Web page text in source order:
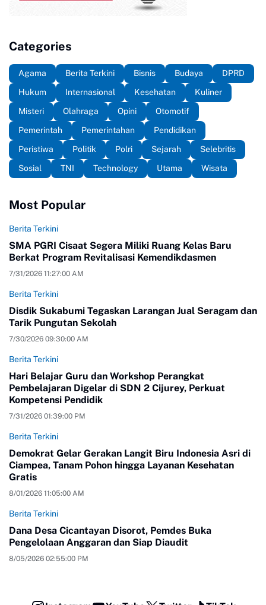
Categories
Agama Berita Terkini Bisnis Budaya
DPRD
Hukum
Internasional Kesehatan
Kuliner
Misteri
Olahraga Opini
Otomotif
Pemerintah
Pemerintahan
Pendidikan
Peristiwa
Politik Polri Sejarah
Selebritis
Sosial
TNI Technology Utama Wisata
Most Popular
Berita Terkini
SMA PGRI Cisaat Segera Miliki Ruang Kelas Baru
Berkat Program Revitalisasi Kemendikdasmen
7/31/2026 11:27:00 AM
Berita Terkini
Disdik Sukabumi Tegaskan Larangan Jual Seragam dan
Tarik Pungutan Sekolah
7/30/2026 09:30:00 AM
Berita Terkini
Hari Belajar Guru dan Workshop Perangkat
Pembelajaran Digelar di SDN 2 Cijurey, Perkuat
Kompetensi Pendidik
7/31/2026 01:39:00 PM
Berita Terkini
Demokrat Gelar Gerakan Langit Biru Indonesia Asri di
Ciampea, Tanam Pohon hingga Layanan Kesehatan
Gratis
8/01/2026 11:05:00 AM
Berita Terkini
Dana Desa Cicantayan Disorot, Pemdes Buka
Pengelolaan Anggaran dan Siap Diaudit
8/05/2026 02:55:00 PM